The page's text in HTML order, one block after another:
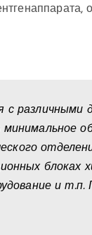
различными
блоках
и